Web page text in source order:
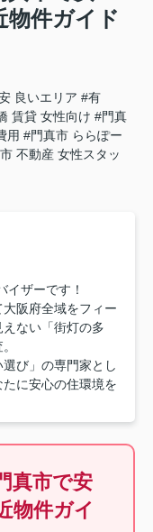
物件ガイド
良いエリア #有
賃貸 女性向け #門真
用 #門真市 ららぽー
不動産 女性スタッ
イザーです！
阪府全域をフィー
ない「街灯の多
び」の専門家とし
に安心の住環境を
真市で安
物件ガイ